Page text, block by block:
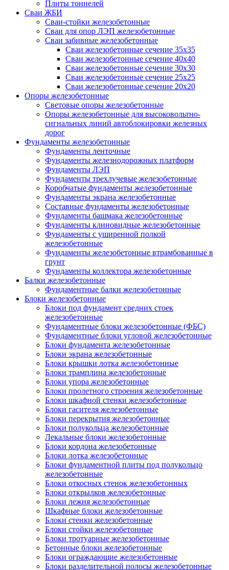
Плиты тоннелей
Сваи ЖБИ
Сваи-стойки железобетонные
Сваи для опор ЛЭП железобетонные
Сваи забивные железобетонные
Сваи железобетонные сечение 35x35
Сваи железобетонные сечение 40x40
Сваи железобетонные сечение 30x30
Сваи железобетонные сечение 25x25
Сваи железобетонные сечение 20x20
Опоры железобетонные
Световые опоры железобетонные
Опоры железобетонные для высоковольтно-
сигнальных линий автоблокировки железных
дорог
Фундаменты железобетонные
Фундаменты ленточные
Фундаменты железнодорожных платформ
Фундаменты ЛЭП
Фундаменты трехлучевые железобетонные
Коробчатые фундаменты железобетонные
Фундаменты экрана железобетонные
Составные фундаменты железобетонные
Фундаменты башмака железобетонные
Фундаменты клиновидные железобетонные
Фундаменты с уширенной полкой
железобетонные
Фундаменты железобетонные втрамбованные в
грунт
Фундаменты коллектора железобетонные
Балки железобетонные
Фундаментные балки железобетонные
Блоки железобетонные
Блоки под фундамент средних стоек
железобетонные
Фундаментные блоки железобетонные (ФБС)
Фундаментные блоки угловой железобетонные
Блоки фундамента железобетонные
Блоки экрана железобетонные
Блоки крышки лотка железобетонные
Блоки трамплина железобетонные
Блоки упора железобетонные
Блоки пролетного строения железобетонные
Блоки шкафной стенки железобетонные
Блоки гасителя железобетонные
Блоки перекрытия железобетонные
Блоки полукольца железобетонные
Лекальные блоки железобетонные
Блоки кордона железобетонные
Блоки лотка железобетонные
Блоки фундаментной плиты под полукольцо
железобетонные
Блоки откосных стенок железобетонных
Блоки открылков железобетонные
Блоки лежня железобетонные
Шкафные блоки железобетонные
Блоки стенки железобетонные
Блоки стойки железобетонные
Блоки тротуарные железобетонные
Бетонные блоки железобетонные
Блоки ограждающие железобетонные
Блоки разделительной полосы железобетонные